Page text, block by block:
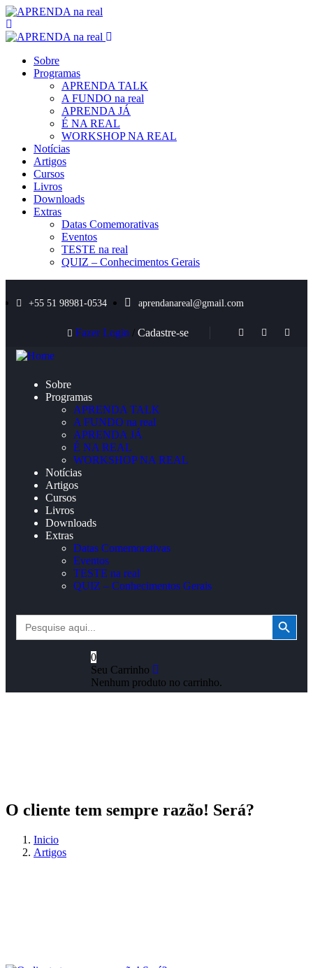
Sobre
Programas
APRENDA TALK
A FUNDO na real
APRENDA JÁ
É NA REAL
WORKSHOP NA REAL
Notícias
Artigos
Cursos
Livros
Downloads
Extras
Datas Comemorativas
Eventos
TESTE na real
QUIZ – Conhecimentos Gerais
+55 51 98981-0534 aprendanareal@gmail.com
Fazer Login / Cadastre-se
Sobre
Programas
APRENDA TALK
A FUNDO na real
APRENDA JÁ
É NA REAL
WORKSHOP NA REAL
Notícias
Artigos
Cursos
Livros
Downloads
Extras
Datas Comemorativas
Eventos
TESTE na real
QUIZ – Conhecimentos Gerais
Search
for:
Search Button
0
Seu Carrinho
Nenhum produto no carrinho.
O cliente tem sempre razão! Será?
Inicio
Artigos